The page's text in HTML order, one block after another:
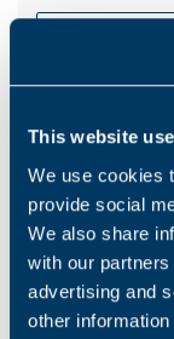
This website
We use cookies
provide social
We also share
with our
advertising and
other
Other files
Brochure IoT
EN IT